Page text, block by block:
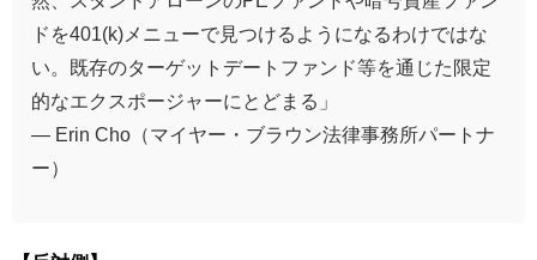
ドを401(k)メニューで見つけるようになるわけではな
い。既存のターゲットデートファンド等を通じた限定
的なエクスポージャーにとどまる」
— Erin Cho（マイヤー・ブラウン法律事務所パートナ
ー）